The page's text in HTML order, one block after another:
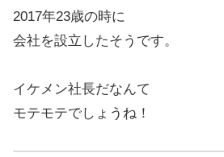
2017年23歳の時に
会社を設立したそうです。
イケメン社長だなんて
モテモテでしょうね！